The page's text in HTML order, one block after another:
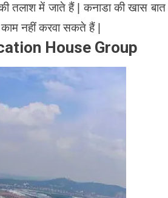
तलाश में जाते हैं | कनाडा की खास बात
नहीं करवा सकते हैं |
House Group